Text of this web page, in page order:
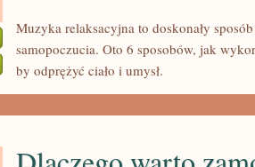
MUZYKI
Muzyka relaksacyjna to doskonały
samopoczucia. Oto 6 sposobów, jak
by odprężyć ciało i umysł.